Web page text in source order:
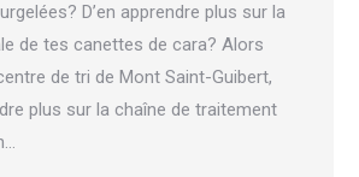
D’en apprendre plus sur la
de tes canettes de cara? Alors
de tri de Mont Saint-Guibert,
plus sur la chaîne de traitement